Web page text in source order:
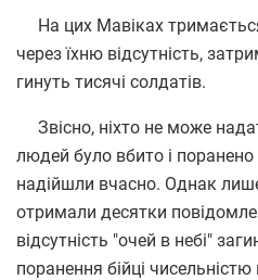
На цих Мавіках
через їхню відсутність,
гинуть тисячі солдатів.
Звісно, ніхто не може
людей було вбито і
надійшли вчасно. Однак
отримали десятки
відсутність "очей в небі"
поранення бійці